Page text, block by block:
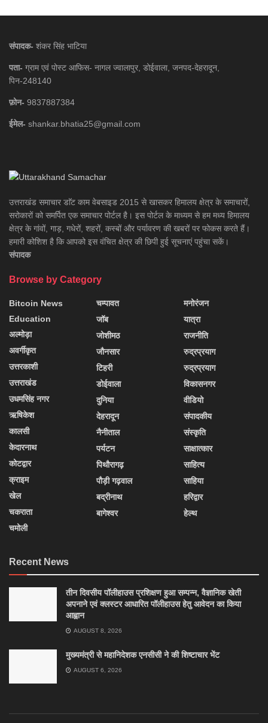
संपादक- शंकर सिंह भाटिया
पता- ग्राम एवं पोस्ट आफिस- नागल ज्वालापुर, डोईवाला, जनपद-देहरादून,
पिन-248140
फ़ोन- 9837887384
ईमेल- shankar.bhatia25@gmail.com
उत्तराखंड समाचार डाॅट काम वेबसाइड 2015 से खासकर हिमालय क्षेत्र के समाचारों,
सरोकारों को समर्पित एक समाचार पोर्टल है। इस पोर्टल के माध्यम से हम मध्य हिमालय
क्षेत्र के गांवों, गाड़, गधेरों, शहरों, कस्बों और पर्यावरण की खबरों पर फोकस करते हैं।
हमारी कोशिश है कि आपको इस वंचित क्षेत्र की छिपी हुई सूचनाएं पहुंचा सकें।
संपादक
Browse by Category
Bitcoin News
Education
अल्मोड़ा
अवर्गीकृत
उत्तरकाशी
उत्तराखंड
उधमसिंह नगर
ऋषिकेश
कालसी
केदारनाथ
कोटद्वार
क्राइम
खेल
चकराता
चमोली
चम्पावत
जॉब
जोशीमठ
जौनसार
टिहरी
डोईवाला
दुनिया
देहरादून
नैनीताल
पर्यटन
पिथौरागढ़
पौड़ी गढ़वाल
बद्रीनाथ
बागेश्वर
मनोरंजन
यात्रा
राजनीति
रुद्रप्रयाग
रुद्रप्रयाग
विकासनगर
वीडियो
संपादकीय
संस्कृति
साक्षात्कार
साहित्य
साहिया
हरिद्वार
हेल्थ
Recent News
तीन दिवसीय पॉलीहाउस प्रशिक्षण हुआ सम्पन्न, वैज्ञानिक खेती
अपनाने एवं क्लस्टर आधारित पॉलीहाउस हेतु आवेदन का किया
आह्वान
AUGUST 8, 2026
मुख्यमंत्री से महानिदेशक एनसीसी ने की शिष्टाचार भेंट
AUGUST 6, 2026